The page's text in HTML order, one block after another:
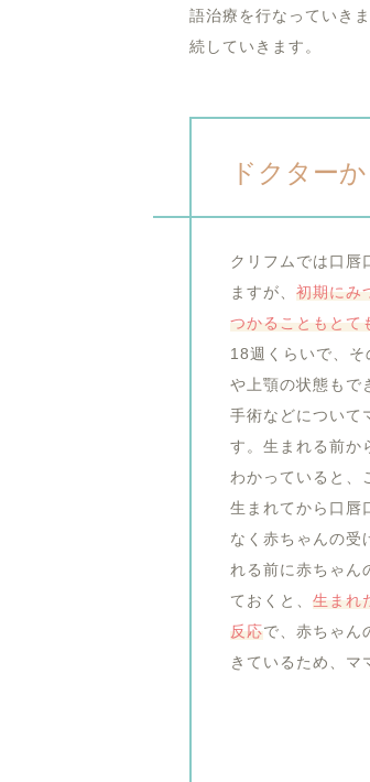
語治療を行なっていき
続していきます。
ドクター
クリフムでは口唇
ますが、 初期にみ
つかることもとて
18週くらいで、
や上顎の状態もで
手術などについて
す。生まれる前か
わかっていると、
生まれてから口唇
なく赤ちゃんの受
れる前に赤ちゃん
ておくと、 生まれ
反応で、赤ちゃん
きているため、マ